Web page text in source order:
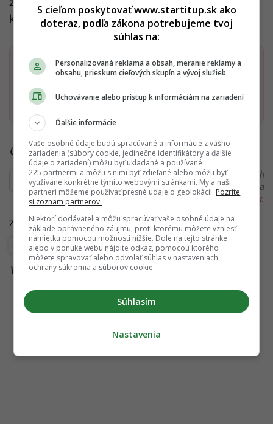
knihy 200-tisíc eur nevysúdil.
Dostaň Startitup do svojich Google odporúčaní
Pridať ako preferovaný zdroj
Startitup, odkaz sa otvorí v
Čítaj viac z kategórie:Politika
Ďakujeme, že čítaš Startitup. V prípade, že máš postreh
alebo si našiel v článku chybu, napíš nám na
redakcia@startitup.sk.
Zdroje:Aktuality,IG
Robert Fico
Viac k téme:politika,Róbert Fico
S cieľom poskytovať www.startitup.sk ako
doteraz, podľa zákona potrebujeme tvoj
súhlas na:
Personalizovaná reklama a obsah, meranie reklamy a
obsahu, prieskum cieľových skupín a vývoj služieb
Uchovávanie alebo prístup k informáciám na zariadení
Ďalšie informácie
Vaše osobné údaje budú spracúvané a informácie z vášho
zariadenia (súbory cookie, jedinečné identifikátory a ďalšie
údaje o zariadení) môžu byť ukladané a používané
225 partnermi a môžu s nimi byť zdieľané alebo môžu byť
využívané konkrétne týmito webovými stránkami. My a naši
partneri môžeme používať presné údaje o geolokácii. Pozrite
si zoznam partnerov.
Niektorí dodávatelia môžu spracúvať vaše osobné údaje na
základe oprávneného záujmu, proti ktorému môžete vzniesť
námietku pomocou možností nižšie. Dole na tejto stránke
alebo v ponuke webu nájdite odkaz, pomocou ktorého
môžete spravovať alebo odvolať súhlas v nastaveniach
ochrany súkromia a súborov cookie.
Súhlasím
Nastavenia